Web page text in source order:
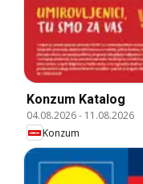
Konzum Katalog
04.08.2026- 11.08.2026
Konzum